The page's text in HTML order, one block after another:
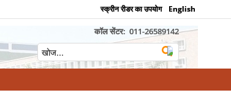
स्क्रीन रीडर का उपयोग English
कॉल सेंटर: 011-26589142